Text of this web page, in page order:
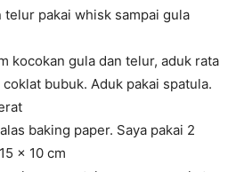
telur pakai whisk sampai gula
kocokan gula dan telur, aduk rata
bubuk. Aduk pakai spatula.
baking paper. Saya pakai 2
x 10 cm